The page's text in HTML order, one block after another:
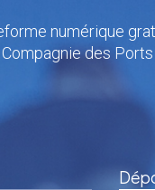
numérique
Compagnie des